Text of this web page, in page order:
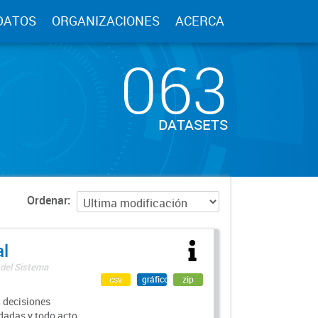
ORGANIZACIONES ACERCA
063
DATASETS
Ordenar
Sistema
csv gráfico zip